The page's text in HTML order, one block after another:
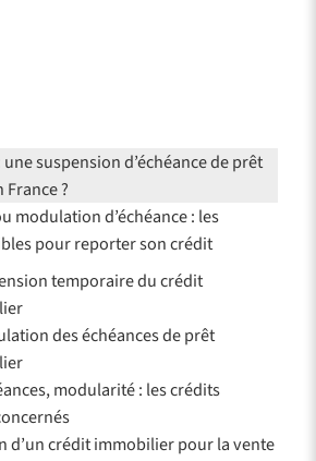
suspension d’échéance de prêt
?
modulation d’échéance : les
pour reporter son crédit
temporaire du crédit
des échéances de prêt
modularité : les crédits
d’un crédit immobilier pour la vente